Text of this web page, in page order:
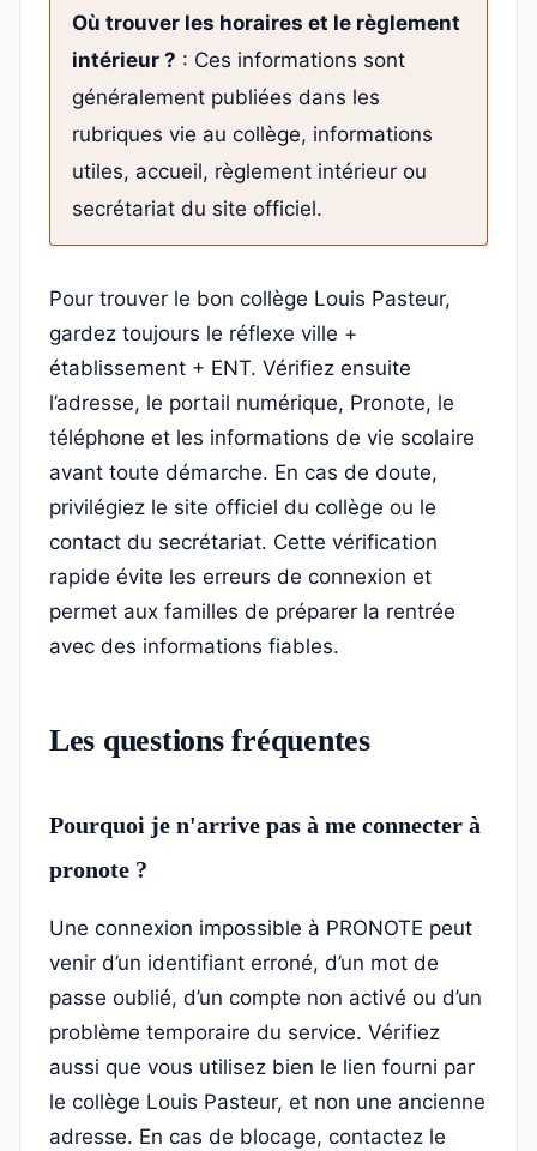
Où trouver les horaires et le règlement
intérieur ? : Ces informations sont
généralement publiées dans les
rubriques vie au collège, informations
utiles, accueil, règlement intérieur ou
secrétariat du site officiel.
Pour trouver le bon collège Louis Pasteur,
gardez toujours le réflexe ville +
établissement + ENT. Vérifiez ensuite
l’adresse, le portail numérique, Pronote, le
téléphone et les informations de vie scolaire
avant toute démarche. En cas de doute,
privilégiez le site officiel du collège ou le
contact du secrétariat. Cette vérification
rapide évite les erreurs de connexion et
permet aux familles de préparer la rentrée
avec des informations fiables.
Les questions fréquentes
Pourquoi je n'arrive pas à me connecter à
pronote ?
Une connexion impossible à PRONOTE peut
venir d’un identifiant erroné, d’un mot de
passe oublié, d’un compte non activé ou d’un
problème temporaire du service. Vérifiez
aussi que vous utilisez bien le lien fourni par
le collège Louis Pasteur, et non une ancienne
adresse. En cas de blocage, contactez le